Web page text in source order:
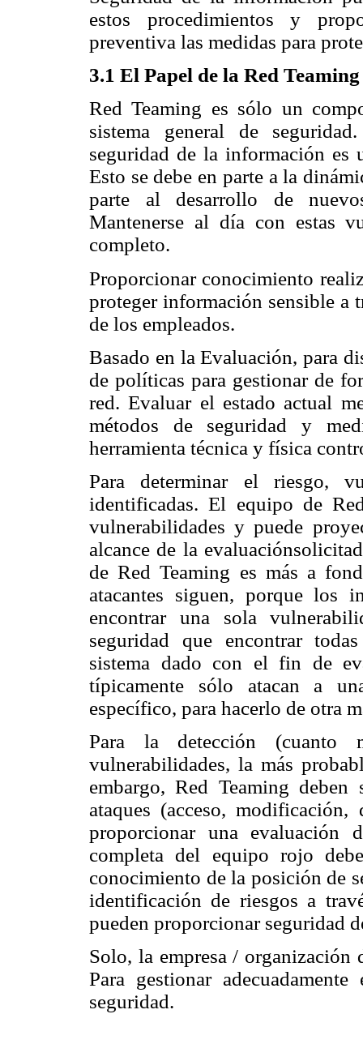
estos procedimientos y
preventiva las medidas para
3.1 El Papel de la Red
Red Teaming es sólo un
sistema general de
seguridad de la información es
Esto se debe en parte a la
parte al desarrollo de
Mantenerse al día con estas
completo.
Proporcionar conocimiento
proteger información sensible a
de los empleados.
Basado en la Evaluación, para
de políticas para gestionar de
red. Evaluar el estado actual
métodos de seguridad y
herramienta técnica y física
Para determinar el riesgo,
identificadas. El equipo de
vulnerabilidades y puede
alcance de la
de Red Teaming es más a
atacantes siguen, porque los
encontrar una sola
seguridad que encontrar
sistema dado con el fin de
típicamente sólo atacan a
específico, para hacerlo de otra
Para la detección (cuanto
vulnerabilidades, la más
embargo, Red Teaming
ataques (acceso,
proporcionar una evaluación
completa del equipo rojo
conocimiento de la posición de
identificación de riesgos a
pueden proporcionar seguridad
Solo, la empresa / organización
Para gestionar
seguridad.